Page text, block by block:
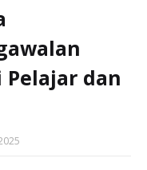
Pelajar dan